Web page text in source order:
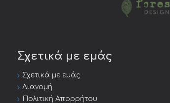
Σχετικά με εμάς
Σχετικά με εμάς
Διανομή
Πολιτική Απορρήτου